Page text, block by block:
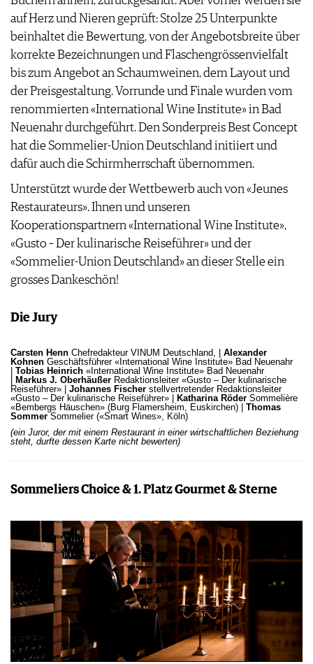
auf Herz und Nieren geprüft: Stolze 25 Unterpunkte
beinhaltet die Bewertung, von der Angebotsbreite über
korrekte Bezeichnungen und Flaschengrössenvielfalt
bis zum Angebot an Schaumweinen, dem Layout und
der Preisgestaltung. Vorrunde und Finale wurden vom
renommierten «International Wine Institute» in Bad
Neuenahr durchgeführt. Den Sonderpreis Best Concept
hat die Sommelier-Union Deutschland initiiert und
dafür auch die Schirmherrschaft übernommen.
Unterstützt wurde der Wettbewerb auch von «Jeunes
Restaurateurs». Ihnen und unseren
Kooperationspartnern «International Wine Institute»,
«Gusto – Der kulinarische Reiseführer» und der
«Sommelier-Union Deutschland» an dieser Stelle ein
grosses Dankeschön!
Die Jury
Carsten Henn Chefredakteur VINUM Deutschland, | Alexander
Kohnen Geschäftsführer «International Wine Institute» Bad Neuenahr
Tobias Heinrich «International Wine Institute» Bad Neuenahr
Markus J. Oberhäußer Redaktionsleiter «Gusto – Der kulinarische
Reiseführer» | Johannes Fischer stellvertretender Redaktionsleiter
«Gusto – Der kulinarische Reiseführer» |
Katharina Röder Sommelière
«Bembergs Häuschen» (Burg Flamersheim, Euskirchen) | Thomas
Sommer Sommelier («Smart Wines», Köln)
(ein Juror, der mit einem Restaurant in einer wirtschaftlichen Beziehung
steht, durfte dessen Karte nicht bewerten)
Sommeliers Choice & 1. Platz Gourmet & Sterne